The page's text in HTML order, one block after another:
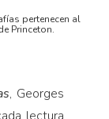
pertenecen al
Princeton.
, Georges